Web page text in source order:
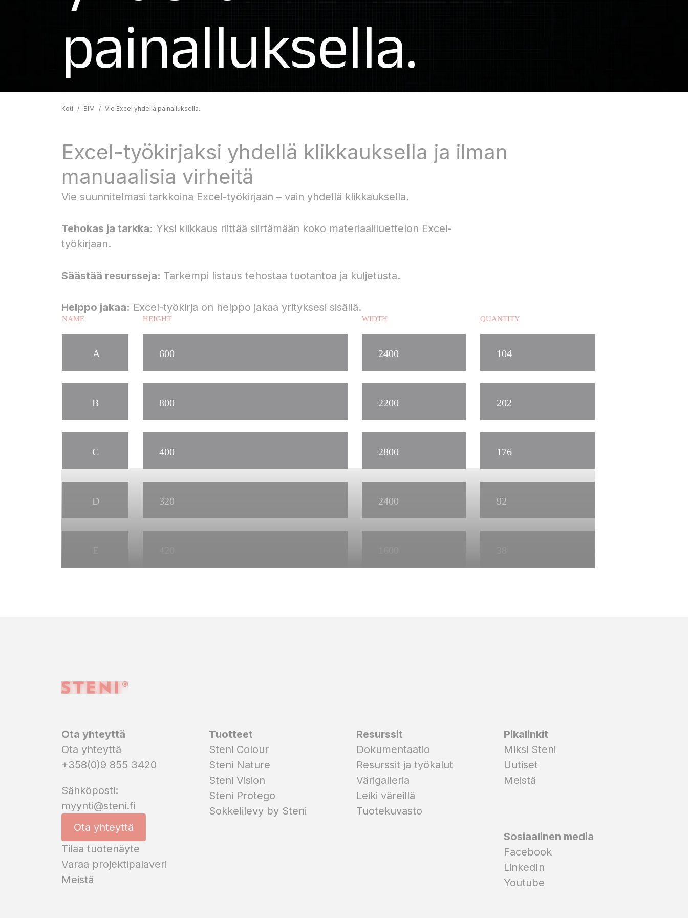
painalluksella.
Koti / BIM / Vie Excel yhdellä painalluksella.
Excel-työkirjaksi yhdellä klikkauksella ja ilman
manuaalisia virheitä
Vie suunnitelmasi tarkkoina Excel-työkirjaan – vain yhdellä klikkauksella.
Tehokas ja tarkka: Yksi klikkaus riittää siirtämään koko materiaaliluettelon Excel-
työkirjaan.
Säästää resursseja: Tarkempi listaus tehostaa tuotantoa ja kuljetusta.
Helppo jakaa: Excel-työkirja on helppo jakaa yrityksesi sisällä.
Ota yhteyttä
Ota yhteyttä
+358(0)9 855 3420
Sähköposti:
myynti@steni.fi
Ota yhteyttä
Tilaa tuotenäyte
Varaa projektipalaveri
Meistä
Tuotteet
Steni Colour
Steni Nature
Steni Vision
Steni Protego
Sokkelilevy by Steni
Resurssit
Dokumentaatio
Resurssit ja työkalut
Värigalleria
Leiki väreillä
Tuotekuvasto
Pikalinkit
Miksi Steni
Uutiset
Meistä
Sosiaalinen media
Facebook
LinkedIn
Youtube